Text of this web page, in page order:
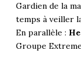
Gardien de la
temps à veiller
En parallèle :
Groupe